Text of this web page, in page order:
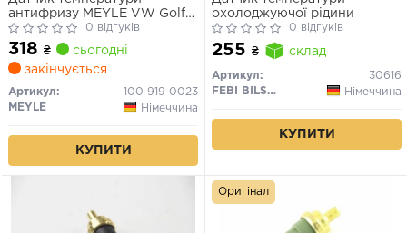
антифризу MEYLE VW Golf
(92-02),Passat (92-97),Polo
(95-02),T4 (97-98)/Audi A3
(97-00)/Seat Alhambra (96-
00)
0 відгуків
318 ₴
сьогодні
закінчується
Артикул:
100 919 0023
MEYLE
Німеччина
КУПИТИ
охолоджуючої рідини
0 відгуків
255 ₴ склад
Артикул:
30616
FEBI BILSTEIN
Німеччина
КУПИТИ
Оригінал